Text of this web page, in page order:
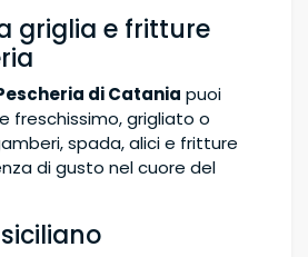
griglia e fritture
di Catania puoi
freschissimo, grigliato o
spada, alici e fritture
di gusto nel cuore del